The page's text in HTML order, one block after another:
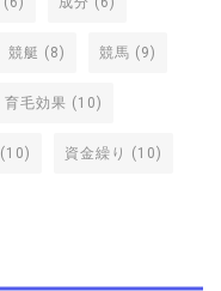
競艇 (8) 競馬 (9)
育毛効果 (10)
(10) 資金繰り (10)